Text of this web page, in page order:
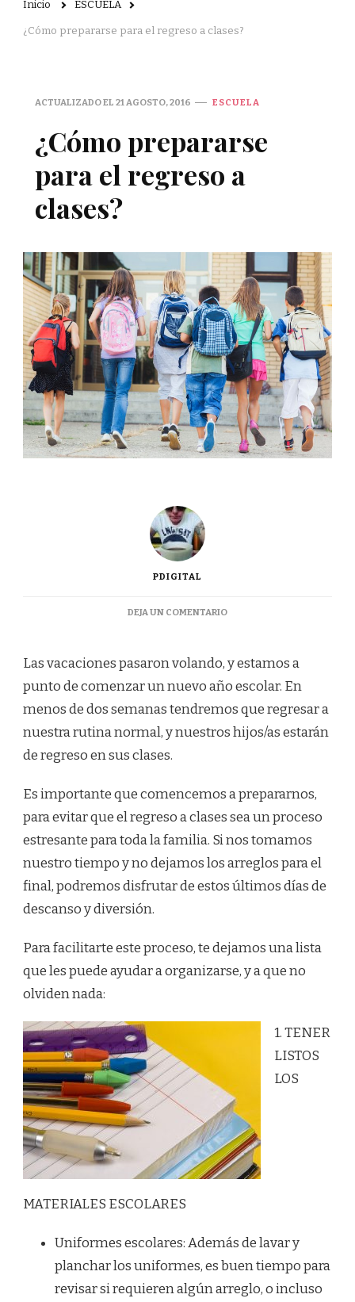
Inicio ESCUELA
¿Cómo prepararse para el regreso a clases?
ACTUALIZADO EL 21 AGOSTO, 2016 ESCUELA
¿Cómo prepararse
para el regreso a
clases?
PDIGITAL
DEJA UN COMENTARIOEN
EL
REGRESO
CLASES?
Las vacaciones pasaron volando, y estamos a
punto de comenzar un nuevo año escolar. En
menos de dos semanas tendremos que regresar a
nuestra rutina normal, y nuestros hijos/as estarán
de regreso en sus clases.
Es importante que comencemos a prepararnos,
para evitar que el regreso a clases sea un proceso
estresante para toda la familia. Si nos tomamos
nuestro tiempo y no dejamos los arreglos para el
final, podremos disfrutar de estos últimos días de
descanso y diversión.
Para facilitarte este proceso, te dejamos una lista
que les puede ayudar a organizarse, y a que no
olviden nada:
1. TENER
LISTOS
LOS
MATERIALES ESCOLARES
Uniformes escolares: Además de lavar y
planchar los uniformes, es buen tiempo para
revisar si requieren algún arreglo, o incluso